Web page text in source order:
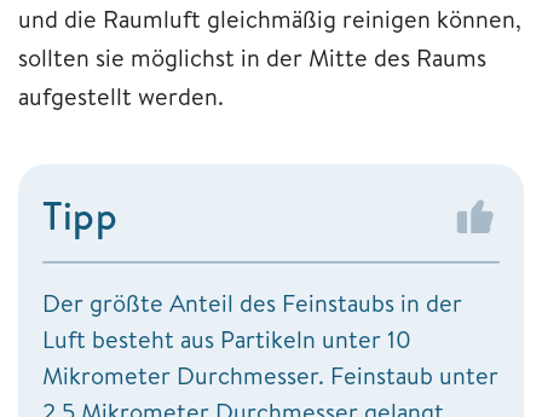
und die Raumluft gleichmäßig reinigen können,
sollten sie möglichst in der Mitte des Raums
aufgestellt werden.
Tipp
Der größte Anteil des Feinstaubs in der
Luft besteht aus Partikeln unter 10
Mikrometer Durchmesser. Feinstaub unter